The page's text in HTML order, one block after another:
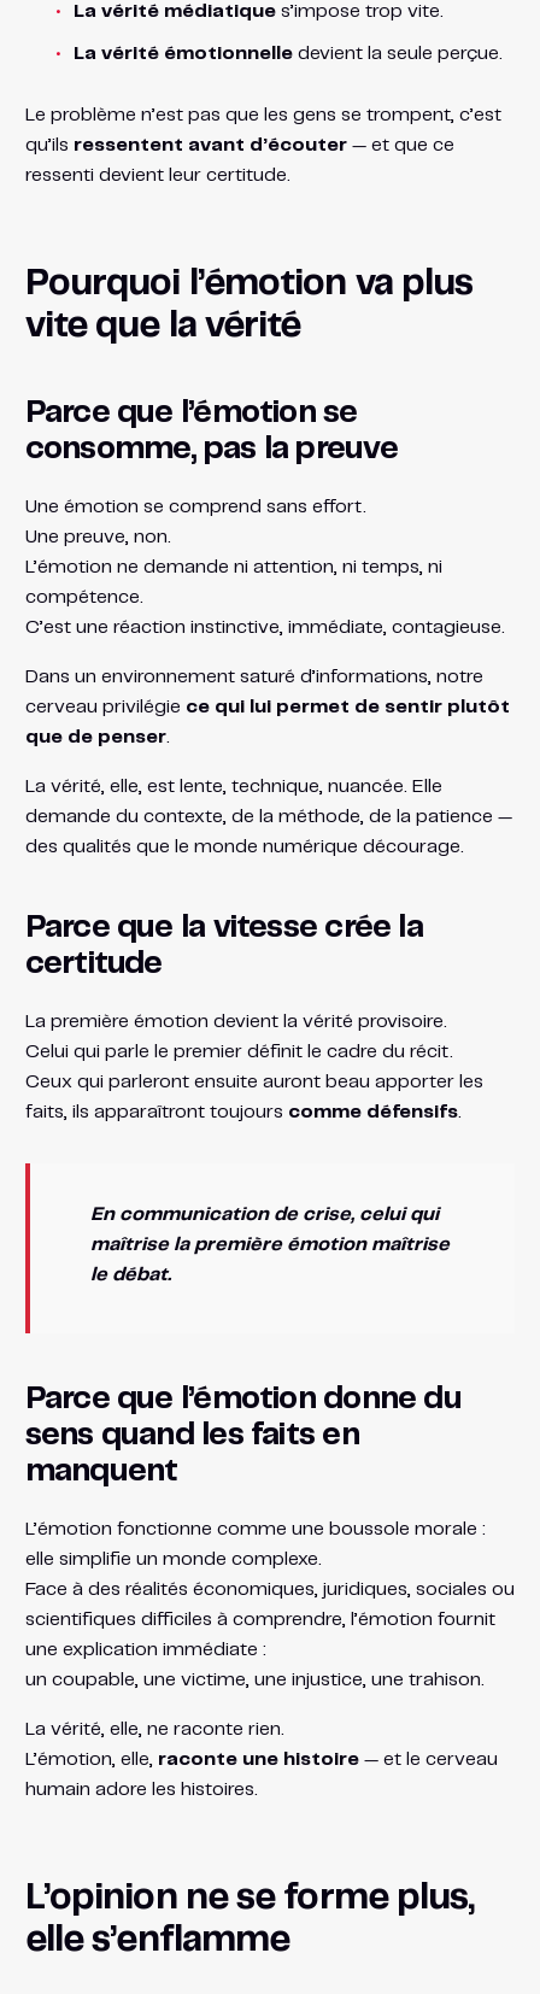
La vérité médiatiques’impose trop vite.
La vérité émotionnelledevient la seule perçue.
Le problème n’est pas que les gens se trompent, c’est
qu’ils ressentent avant d’écouter— et que ce
ressenti devient leur certitude.
Pourquoi l’émotion va plus
vite que la vérité
Parce que l’émotion se
consomme, pas la preuve
Une émotion se comprend sans effort.
Une preuve, non.
L’émotion ne demande ni attention, ni temps, ni
compétence.
C’est une réaction instinctive, immédiate, contagieuse.
Dans un environnement saturé d’informations, notre
cerveau privilégie ce qui lui permet de sentir plutôt
que de penser.
La vérité, elle, est lente, technique, nuancée. Elle
demande du contexte, de la méthode, de la patience —
des qualités que le monde numérique décourage.
Parce que la vitesse crée la
certitude
La première émotion devient la vérité provisoire.
Celui qui parle le premier définit le cadre du récit.
Ceux qui parleront ensuite auront beau apporter les
faits, ils apparaîtront toujours comme défensifs.
En communication de crise, celui qui
maîtrise la première émotion maîtrise
le débat.
Parce que l’émotion donne du
sens quand les faits en
manquent
L’émotion fonctionne comme une boussole morale :
elle simplifie un monde complexe.
Face à des réalités économiques, juridiques, sociales ou
scientifiques difficiles à comprendre, l’émotion fournit
une explication immédiate :
un coupable, une victime, une injustice, une trahison.
La vérité, elle, ne raconte rien.
L’émotion, elle, raconte une histoire— et le cerveau
humain adore les histoires.
L’opinion ne se forme plus,
elle s’enflamme